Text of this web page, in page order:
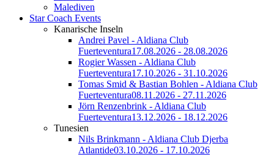
Malediven
Star Coach Events
Kanarische Inseln
Andrei Pavel - Aldiana Club
Fuerteventura17.08.2026 - 28.08.2026
Rogier Wassen - Aldiana Club
Fuerteventura17.10.2026 - 31.10.2026
Tomas Smid & Bastian Bohlen - Aldiana Club
Fuerteventura08.11.2026 - 27.11.2026
Jörn Renzenbrink - Aldiana Club
Fuerteventura13.12.2026 - 18.12.2026
Tunesien
Nils Brinkmann - Aldiana Club Djerba
Atlantide03.10.2026 - 17.10.2026